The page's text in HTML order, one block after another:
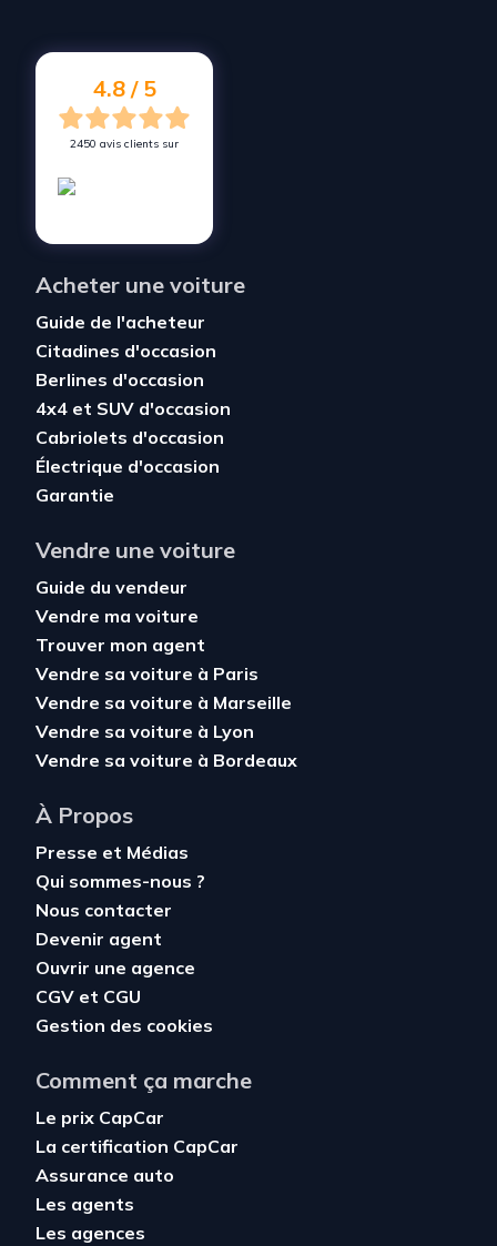
4.8 / 5
2450 avis clients sur
Acheter une voiture
Guide de l'acheteur
Citadines d'occasion
Berlines d'occasion
4x4 et SUV d'occasion
Cabriolets d'occasion
Électrique d'occasion
Garantie
Vendre une voiture
Guide du vendeur
Vendre ma voiture
Trouver mon agent
Vendre sa voiture à Paris
Vendre sa voiture à Marseille
Vendre sa voiture à Lyon
Vendre sa voiture à Bordeaux
À Propos
Presse et Médias
Qui sommes-nous ?
Nous contacter
Devenir agent
Ouvrir une agence
CGV et CGU
Gestion des cookies
Comment ça marche
Le prix CapCar
La certification CapCar
Assurance auto
Les agents
Les agences